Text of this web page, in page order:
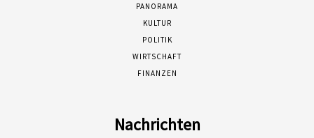
PANORAMA
KULTUR
POLITIK
WIRTSCHAFT
FINANZEN
Nachrichten